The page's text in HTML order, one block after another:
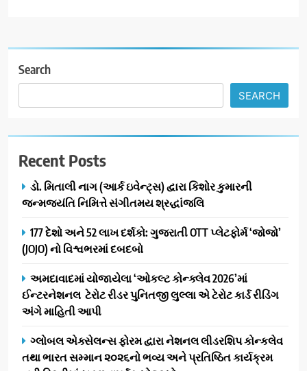
Search
SEARCH
Recent Posts
ડો. મિતાલી નાગ (આર્ક ઇવેન્ટ્સ) દ્વારા કિશોર કુમારની
જન્મજયંતિ નિમિત્તે સંગીતમય શ્રદ્ધાંજલિ
177 દેશો અને 52 લાખ દર્શકો: ગુજરાતી OTT પ્લેટફોર્મ ‘જોજો’
(JOJO) નો વિશ્વભરમાં દબદબો
અમદાવાદમાં યોજાયેલા ‘ઓકલ્ટ કોન્ક્લેવ 2026’માં
ઈન્ટરનેશનલ ટેરોટ રીડર પુનિતજી લુલ્લા એ ટેરોટ કાર્ડ રીડિંગ
અંગે માહિતી આપી
ગ્લોબલ એક્સેલન્સ ફોરમ દ્વારા નેશનલ લીડરશિપ કોન્કલેવ
તથા ભારત સમ્માન ૨૦૨૬નો ભવ્ય અને પ્રતિષ્ઠિત કાર્યક્રમ